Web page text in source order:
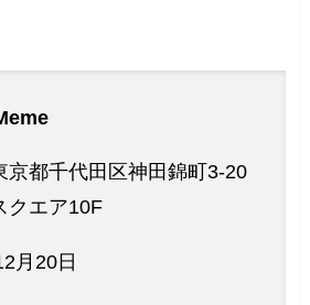
京都千代田区神田錦町3-20
クエア10F
月20日